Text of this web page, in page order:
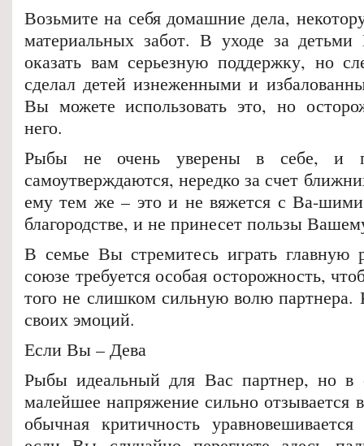
Возьмите на себя домашние дела,
материальных забот. В уходе за
оказать вам серьезную поддержку, но
сделал детей изнеженными и
Вы можете использовать это, но
него.
Рыбы не очень уверены в себе, и
самоутверждаются, нередко за счет
ему тем же – это и не вяжется с Ва-шими
благородстве, и не принесет пользы
В семье Вы стремитесь играть главную
союзе требуется особая осторожность,
того не слишком сильную волю партнера.
своих эмоций.
Если Вы – Дева
Рыбы идеальный для Вас партнер, но в
малейшее напряжение сильно
обычная критичность